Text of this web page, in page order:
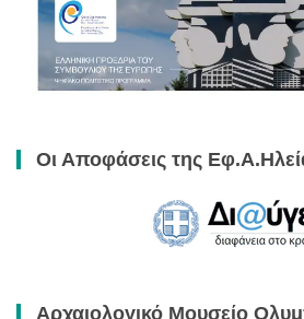
Οι Αποφάσεις της
Αρχαιολογικό Μουσείο